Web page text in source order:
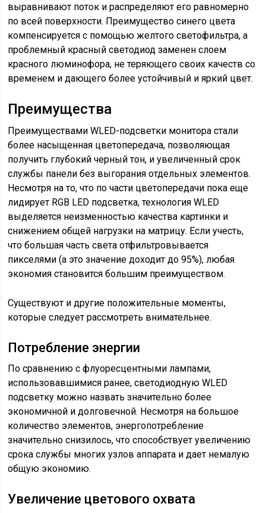
выравнивают поток и распределяют его равномерно
по всей поверхности. Преимущество синего цвета
компенсируется с помощью желтого светофильтра, а
проблемный красный светодиод заменен слоем
красного люминофора, не теряющего своих качеств со
временем и дающего более устойчивый и яркий цвет.
Преимущества
Преимуществами WLED-подсветки монитора стали
более насыщенная цветопередача, позволяющая
получить глубокий черный тон, и увеличенный срок
службы панели без выгорания отдельных элементов.
Несмотря на то, что по части цветопередачи пока еще
лидирует RGB LED подсветка, технология WLED
выделяется неизменностью качества картинки и
снижением общей нагрузки на матрицу. Если учесть,
что большая часть света отфильтровывается
пикселями (а это значение доходит до 95%), любая
экономия становится большим преимуществом.
Существуют и другие положительные моменты,
которые следует рассмотреть внимательнее.
Потребление энергии
По сравнению с флуоресцентными лампами,
использовавшимися ранее, светодиодную WLED
подсветку можно назвать значительно более
экономичной и долговечной. Несмотря на большое
количество элементов, энергопотребление
значительно снизилось, что способствует увеличению
срока службы многих узлов аппарата и дает немалую
общую экономию.
Увеличение цветового охвата